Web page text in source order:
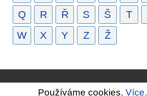
Q
R Ř S Š T
W
X Y Z Ž
Používáme cookies. Více.